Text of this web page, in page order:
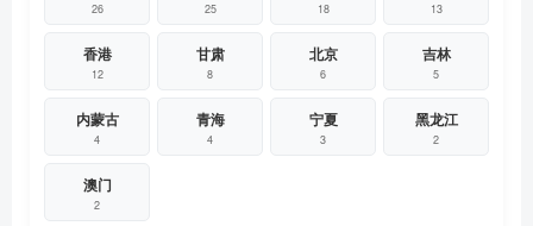
26 25 18 13
香港
12
甘肃
8
北京
6
吉林
5
内蒙古
4
青海
4
宁夏
3
黑龙江
2
澳门
2